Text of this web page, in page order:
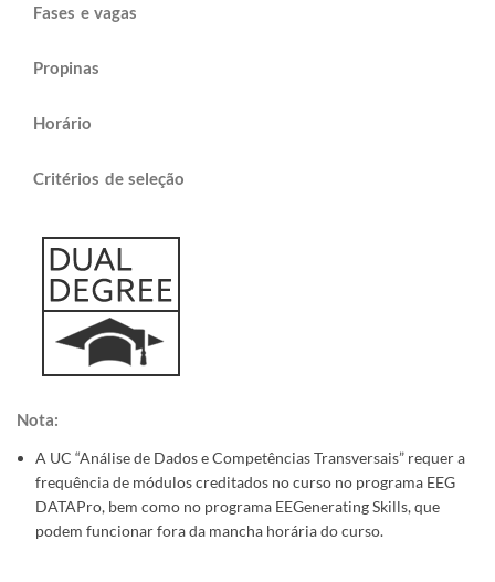
Fases e vagas
Propinas​​​​
Horário​​
Critérios de s​eleção​​​​​​
Nota: ​
A UC “Análise de Dados e Competências Transversais” requer a
frequência de módulos creditados no curso no programa EEG
DATAPro, bem como no programa EEGenerating Skills, que
podem funcionar fora da mancha horária do curso.